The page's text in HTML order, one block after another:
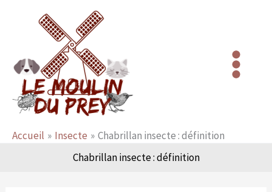
Accueil Insecte
Chabrillan insecte : définition
Chabrillan insecte : définition